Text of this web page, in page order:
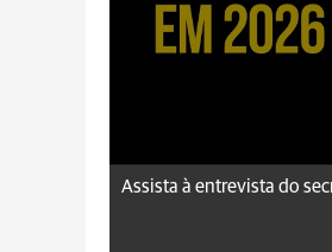
aRede.info
Assista à entrevista do